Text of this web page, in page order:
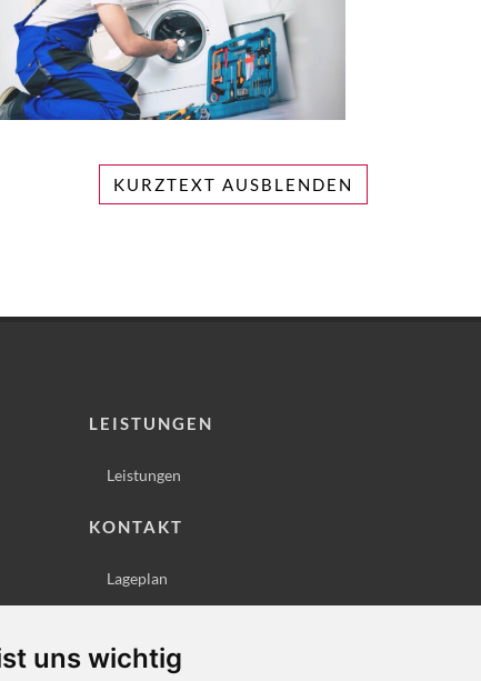
uns wichtig
KURZTEXT AUSBLENDEN
LEISTUNGEN
Leistungen
KONTAKT
Lageplan
Impressum
Datenschutz
Cookie-Einstellungen